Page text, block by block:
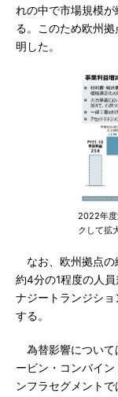
れの中で市場規模
る。このため欧州
明した。
2022年度
クして拡
なお、欧州拠点の
約4分の1程度の人
ナジートランジシ
する。
為替影響について
ービン・コンバイ
ンフラセグメント